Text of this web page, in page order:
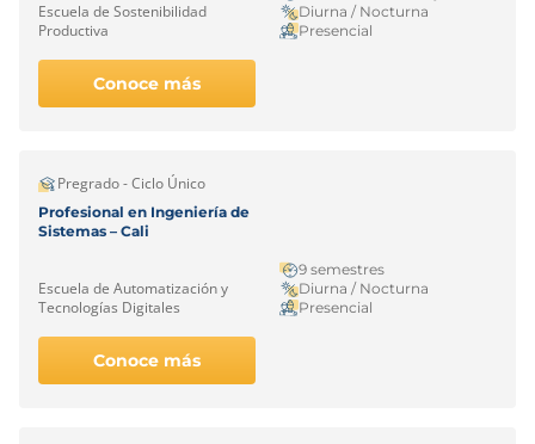
Escuela de Sostenibilidad
Productiva
Diurna / Nocturna
Presencial
Conoce más
Pregrado - Ciclo Único
Profesional en Ingeniería de
Sistemas – Cali
Escuela de Automatización y
Tecnologías Digitales
9 semestres
Diurna / Nocturna
Presencial
Conoce más